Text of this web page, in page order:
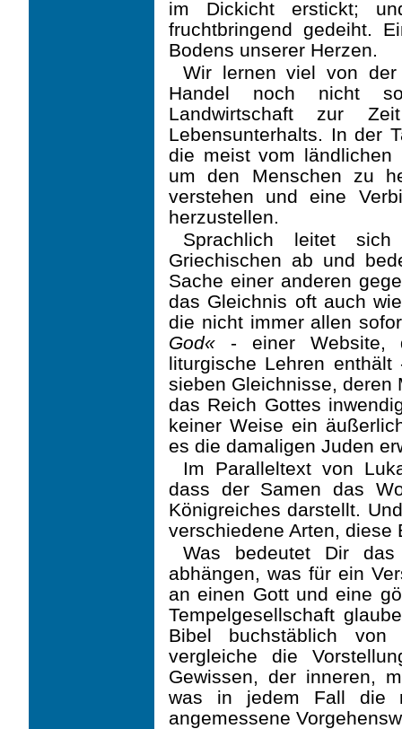
im Dickicht erstickt;
fruchtbringend gedeiht.
Bodens unserer Herzen.
Wir lernen viel von der
Handel noch nicht
Landwirtschaft zur
Lebensunterhalts. In der
die meist vom ländlichen
um den Menschen zu
verstehen und eine
herzustellen.
Sprachlich leitet
Griechischen ab und
Sache einer anderen
das Gleichnis oft auch
die nicht immer allen
God« - einer Website,
liturgische Lehren
sieben Gleichnisse, deren
das Reich Gottes
keiner Weise ein
es die damaligen Juden
Im Paralleltext von
dass der Samen das
Königreiches darstellt.
verschiede­ne Arten, diese
Was bedeutet Dir
abhängen, was für ein
an einen Gott und eine
Tempelge­sellschaft
Bibel buchstäblich
vergleiche die
Gewissen, der inneren,
was in jedem Fall die
angemes­sene